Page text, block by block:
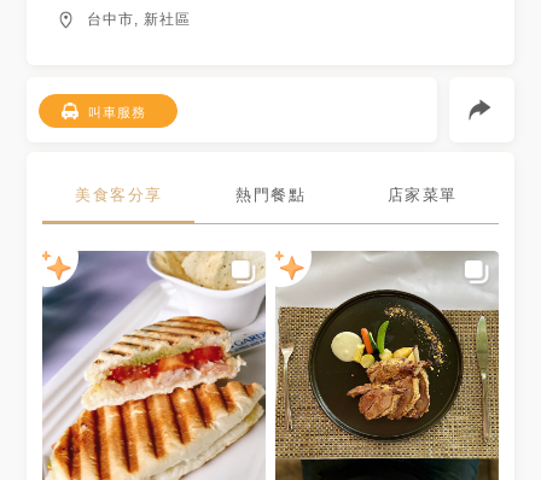
台中市, 新社區
叫車服務
美食客分享 熱門餐點 店家菜單